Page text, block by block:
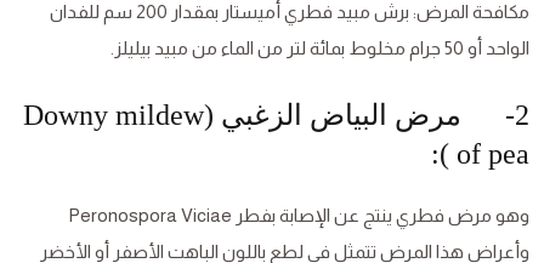
مكافحة المرض: برش مبيد فطري أميستار بمقدار 200 سم للفدان
الواحد أو 50 جرام مخلوط بمائة لتر من الماء من مبيد بيليلز.
2- مرض البياض الزغبي (Downy mildew
of pea ):
وهو مرض فطري ينتج عن الإصابة بفطر Peronospora Viciae
وأعراض هذا المرض تتمثل في لطع باللون الباهت الأصفر أو الأخضر